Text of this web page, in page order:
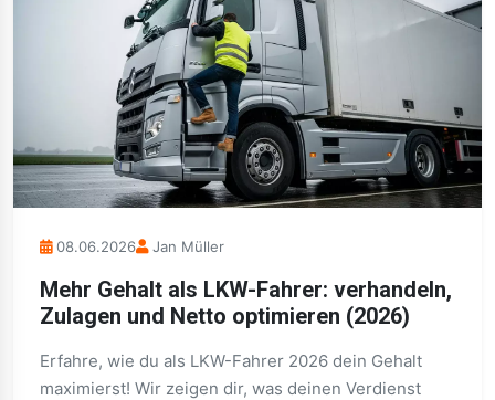
08.06.2026 Jan Müller
Mehr Gehalt als LKW-Fahrer: verhandeln,
Zulagen und Netto optimieren (2026)
Erfahre, wie du als LKW-Fahrer 2026 dein Gehalt
maximierst! Wir zeigen dir, was deinen Verdienst